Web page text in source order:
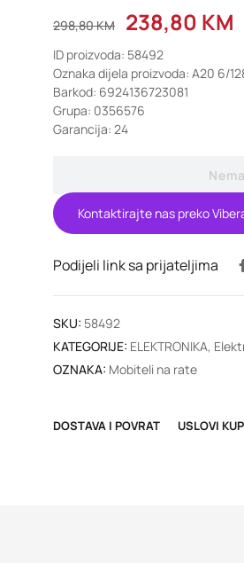
298,80KM 238,80 KM
ID proizvoda: 58492
Oznaka dijela proizvoda: A20 6/
Barkod: 6924136723081
Grupa: 0356576
Garancija: 24
Kontaktirajte nas preko
Podijeli link sa prijateljima
SKU: 58492
KATEGORIJE: ELEKTRONIKA,
OZNAKA: Mobiteli na rate
DOSTAVA I POVRAT USLOVI